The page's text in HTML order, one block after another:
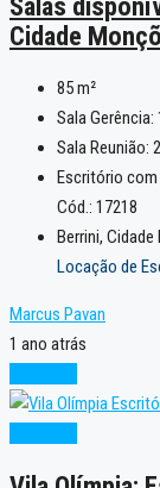
Cidade
85m²
Sala Gerência:
Sala Reunião: 2
Escritório com
Cód.: 17218
Berrini,
Locação de
Marcus Pavan
1 ano atrás